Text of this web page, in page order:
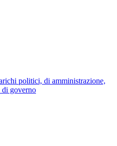
politici, di amministrazione,
di governo